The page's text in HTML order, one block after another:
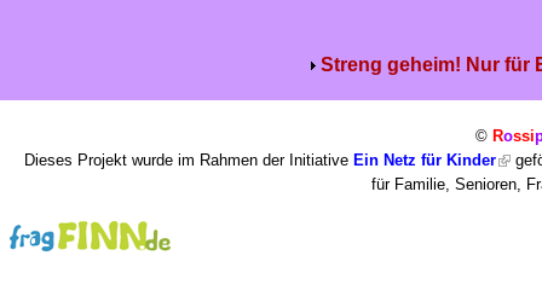
Streng geheim! Nur für
© Rossi
Dieses Projekt wurde im Rahmen der Initiative Ein Netz für Kinder
für Familie, Senioren,